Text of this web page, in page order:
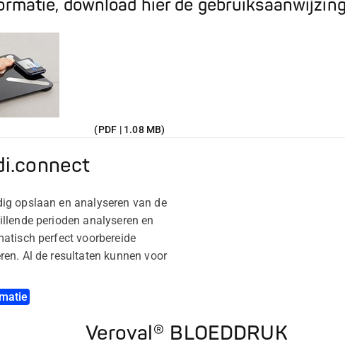
download hier de
(PDF | 1.08 MB)
opslaan en analyseren van de
perioden analyseren en
perfect voorbereide
Al de resultaten kunnen voor
Veroval® BLOEDDRUK